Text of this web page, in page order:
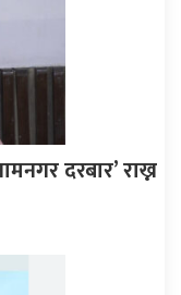
दरबार’ राख्न